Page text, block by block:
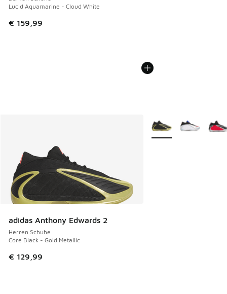
Lucid Aquamarine - Cloud White
€ 159,99
adidas Anthony Edwards 2
Herren Schuhe
Core Black - Gold Metallic
€ 129,99
Weitere Farben